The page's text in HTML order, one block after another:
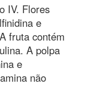
IV. Flores
e
fruta contém
A polpa
e
não